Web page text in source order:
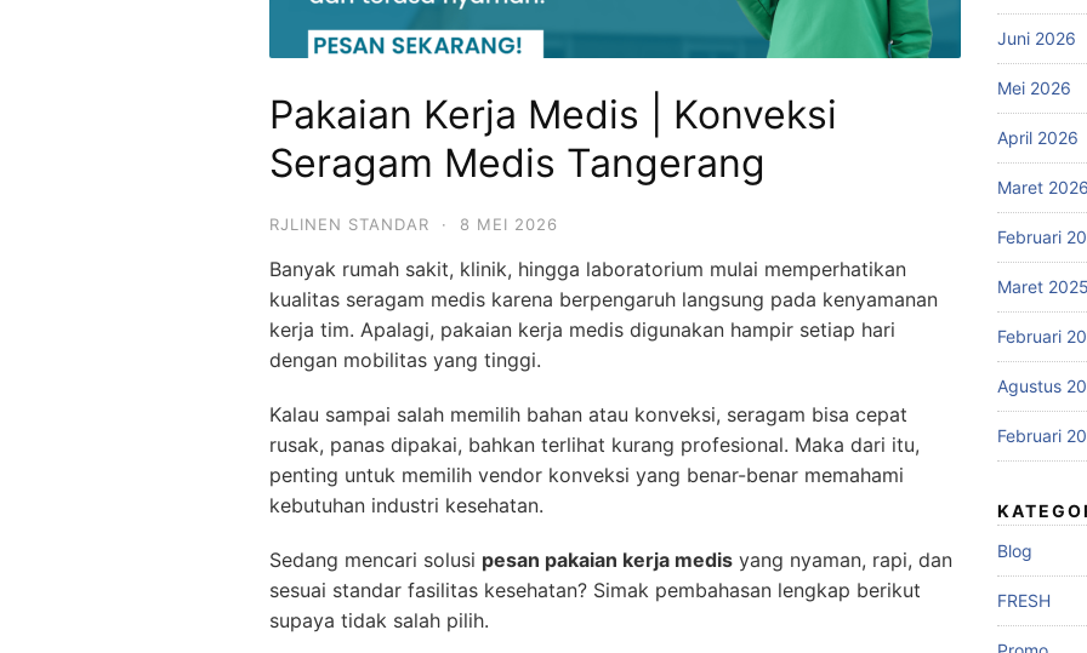
Pakaian Kerja Medis | Konveksi
Seragam Medis Tangerang
RJLINEN STANDAR · 8 MEI 2026
Banyak rumah sakit, klinik, hingga laboratorium mulai memperhatikan
kualitas seragam medis karena berpengaruh langsung pada kenyamanan
kerja tim. Apalagi, pakaian kerja medis digunakan hampir setiap hari
dengan mobilitas yang tinggi.
Kalau sampai salah memilih bahan atau konveksi, seragam bisa cepat
rusak, panas dipakai, bahkan terlihat kurang profesional. Maka dari itu,
penting untuk memilih vendor konveksi yang benar-benar memahami
kebutuhan industri kesehatan.
Sedang mencari solusi pesan pakaian kerja medis yang nyaman, rapi, dan
sesuai standar fasilitas kesehatan? Simak pembahasan lengkap berikut
supaya tidak salah pilih.
Juni 2026
Mei 2026
April 2026
Maret 2026
Februari
Maret 2025
Februari
Agustus
Februari
Blog
FRESH